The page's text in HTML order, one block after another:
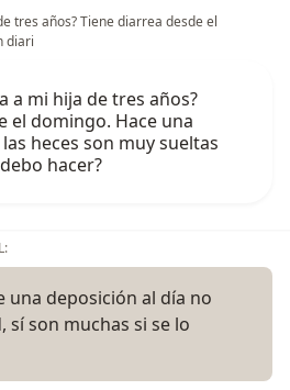
tres años? Tiene diarrea desde el
diari
a mi hija de tres años?
el domingo. Hace una
heces son muy sueltas
hacer?
una deposición al día no
sí son muchas si se lo